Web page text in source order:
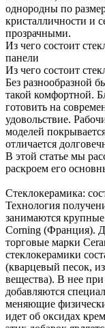
однородны по
кристалличности и
прозрачными.
Из чего состоит
панели
Из чего состоит
Без разнообразной
такой комфортной.
готовить на
удовольствие.
моделей
отличается
В этой статье мы
раскроем его
Стеклокерамика:
Технология
занимаются
Corning (Франция).
торговые марки
стеклокерамики
(кварцевый песок,
вещества). В нее при
добавляются
меняющие
идет об оксидах